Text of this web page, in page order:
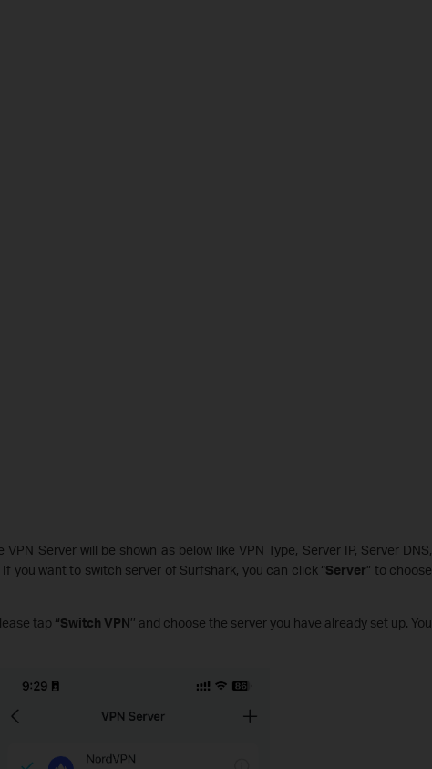
Server will be shown as below like VPN Type, Server IP, Server DNS,
you want to switch server of Surfshark, you can click “Server” to choose
tap “Switch VPN’’ and choose the server you have already set up. You